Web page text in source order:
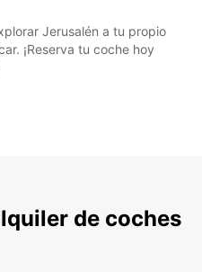
Jerusalén a tu propio
¡Reserva tu coche hoy
de coches